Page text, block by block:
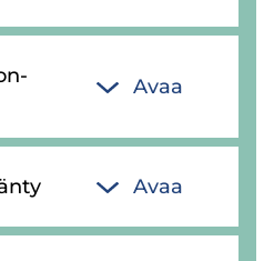
Avaa
Avaa